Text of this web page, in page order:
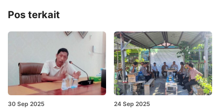
Pos terkait
30 Sep 2025 24 Sep 2025